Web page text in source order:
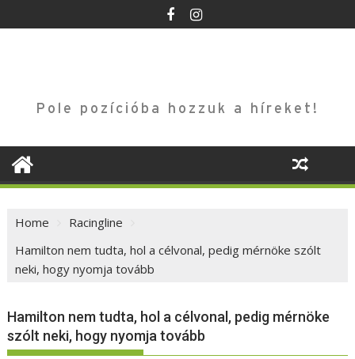
to
Pole pozícióba hozzuk a híreket!
Home
Racingline
Hamilton nem tudta, hol a célvonal, pedig mérnöke szólt
neki, hogy nyomja tovább
Hamilton nem tudta, hol a célvonal, pedig mérnöke
szólt neki, hogy nyomja tovább